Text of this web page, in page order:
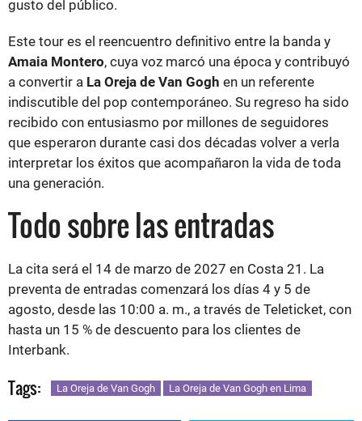
gusto del público.
Este tour es el reencuentro definitivo entre la banda y
Amaia Montero, cuya voz marcó una época y contribuyó
a convertir a La Oreja de Van Gogh en un referente
indiscutible del pop contemporáneo. Su regreso ha sido
recibido con entusiasmo por millones de seguidores
que esperaron durante casi dos décadas volver a verla
interpretar los éxitos que acompañaron la vida de toda
una generación.
Todo sobre las entradas
La cita será el 14 de marzo de 2027 en Costa 21. La
preventa de entradas comenzará los días 4 y 5 de
agosto, desde las 10:00 a. m., a través de Teleticket, con
hasta un 15 % de descuento para los clientes de
Interbank.
Tags: La Oreja de Van Gogh La Oreja de Van Gogh en Lima